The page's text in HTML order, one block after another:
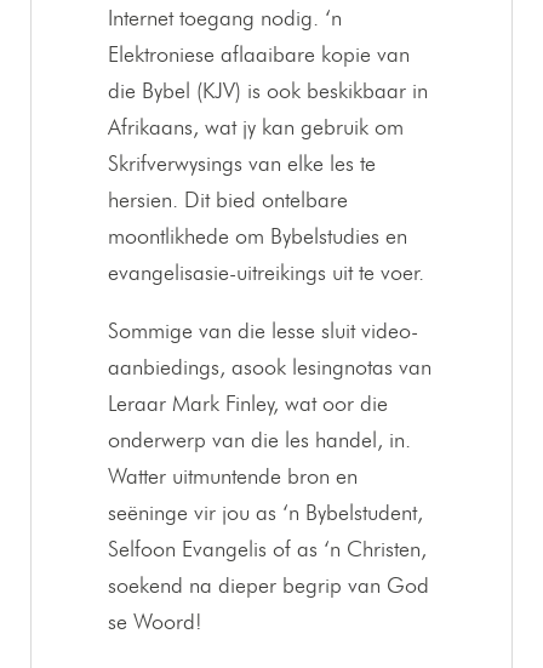
Internet toegang nodig. ‘n
Elektroniese aflaaibare kopie van
die Bybel (KJV) is ook beskikbaar in
Afrikaans, wat jy kan gebruik om
Skrifverwysings van elke les te
hersien. Dit bied ontelbare
moontlikhede om Bybelstudies en
evangelisasie-uitreikings uit te voer.
Sommige van die lesse sluit video-
aanbiedings, asook lesingnotas van
Leraar Mark Finley, wat oor die
onderwerp van die les handel, in.
Watter uitmuntende bron en
seëninge vir jou as ‘n Bybelstudent,
Selfoon Evangelis of as ‘n Christen,
soekend na dieper begrip van God
se Woord!